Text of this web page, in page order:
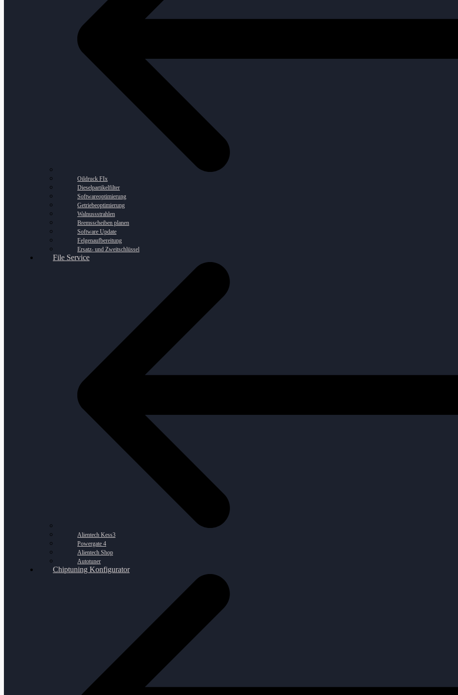
Oildruck FIx
Dieselpartikelfilter
Softwareoptimierung
Getriebeoptimierung
Walnussstrahlen
Bremsscheiben planen
Software Update
Felgenaufbereitung
Ersatz- und Zweitschlüssel
File Service
Alientech Kess3
Powergate 4
Alientech Shop
Autotuner
Chiptuning Konfigurator